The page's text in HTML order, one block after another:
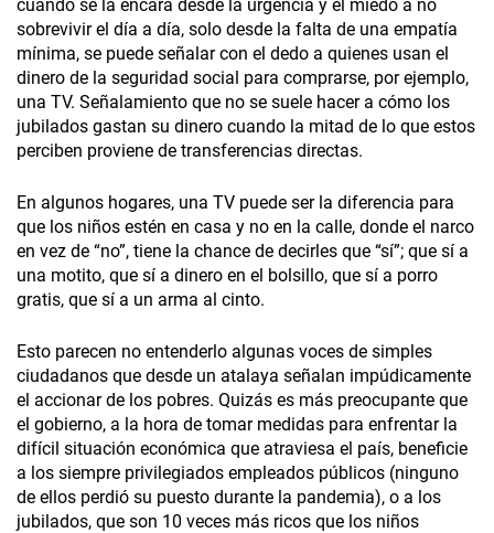
cuando se la encara desde la urgencia y el miedo a no
sobrevivir el día a día, solo desde la falta de una empatía
mínima, se puede señalar con el dedo a quienes usan el
dinero de la seguridad social para comprarse, por ejemplo,
una TV. Señalamiento que no se suele hacer a cómo los
jubilados gastan su dinero cuando la mitad de lo que estos
perciben proviene de transferencias directas.
En algunos hogares, una TV puede ser la diferencia para
que los niños estén en casa y no en la calle, donde el narco
en vez de “no”, tiene la chance de decirles que “sí”; que sí a
una motito, que sí a dinero en el bolsillo, que sí a porro
gratis, que sí a un arma al cinto.
Esto parecen no entenderlo algunas voces de simples
ciudadanos que desde un atalaya señalan impúdicamente
el accionar de los pobres. Quizás es más preocupante que
el gobierno, a la hora de tomar medidas para enfrentar la
difícil situación económica que atraviesa el país, beneficie
a los siempre privilegiados empleados públicos (ninguno
de ellos perdió su puesto durante la pandemia), o a los
jubilados, que son 10 veces más ricos que los niños